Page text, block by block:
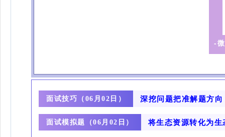
-
面试技巧（ 06月02日） 深挖问题把准解题方向
面试模拟题（06月02 日） 将生态资源转化为生